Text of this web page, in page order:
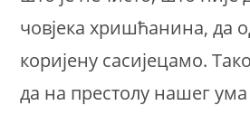
човјека хришћанина, да
коријену сасијецамо.
да на престолу нашег